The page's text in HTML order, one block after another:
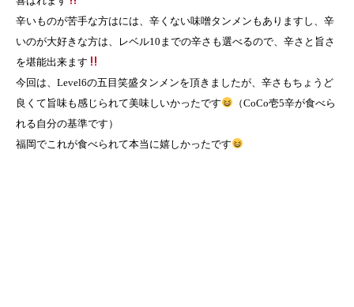
辛いものが苦手な方はには、辛くない味噌タンメンもありますし、辛
いのが大好きな方は、レベル10までの辛さも選べるので、辛さと旨さ
を堪能出来ます
今回は、Level6の五目笑盛タンメンを頂きましたが、辛さもちょうど
良くて旨味も感じられて美味しいかったです
（CoCo壱5辛が食べら
れる自分の基準です）
福岡でこれが食べられて本当に嬉しかったです